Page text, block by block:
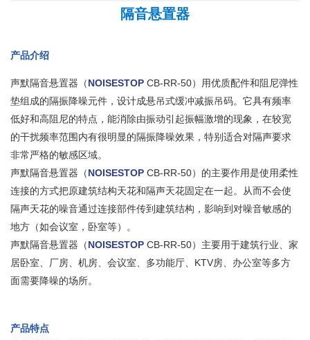
隔音悬置器
产品介绍
声默隔音悬置器（NOISESTOP CB-RR-50）用优质配件和阻尼弹性
垫组成的隔振降噪元件，设计成悬吊式缓冲减振吊码。它具有频率
低好和高阻尼的特点，能消除由振动引起振幅激增的现象，在较宽
的干扰频率范围内有很明显的隔振降噪效果，特别适合对隔声要求
非常严格的敏感区域。
声默隔音悬置器（NOISESTOP CB-RR-50）的主要作用是使用柔性
连接的方式把原建筑结构天花和隔声天花固定在一起。从而不会使
隔声天花的噪音通过连接部件传到建筑结构，影响到对噪音敏感的
地方（如会议室，卧室等）。
声默隔音悬置器（NOISESTOP CB-RR-50）主要用于建筑行业、家
居卧室、厂房、机房、会议室、多功能厅、KTV房、办公室等多方
面需要降噪的场所。
产品特点